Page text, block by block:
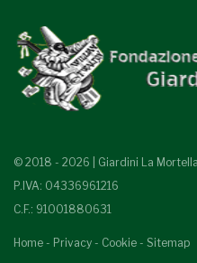
© 2018 - 2026 | Giardini La
P.IVA: 04336961216
C.F.: 91001880631
Home - Privacy - Cookie - Sitemap